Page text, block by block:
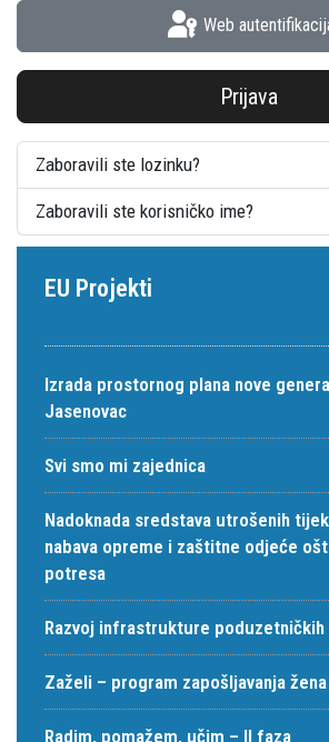
Web
Prijava
Zaboravili ste lozinku?
Zaboravili ste korisničko ime?
EU Projekti
Izrada prostornog plana nove
Jasenovac
Svi smo mi zajednica
Nadoknada sredstava utrošenih
nabava opreme i zaštitne odjeće
potresa
Razvoj infrastrukture poduzetničkih
Zaželi – program zapošljavanja žena
Radim, pomažem, učim – II faza